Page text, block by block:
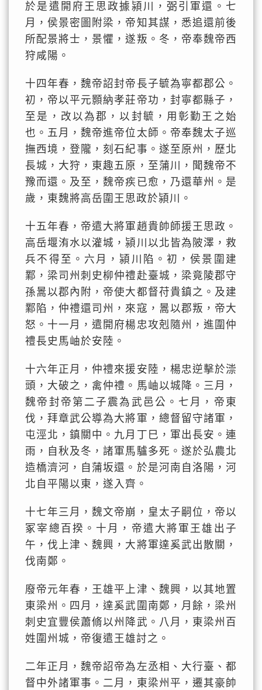
於是遣開府王思政據潁川，弼引軍還。七
月，侯景密圖附梁，帝知其謀，悉追還前後
所配景將士，景懼，遂叛。冬，帝奉魏帝西
狩咸陽。
十四年春，魏帝詔封帝長子毓為寧都郡公。
初，帝以平元顥納孝莊帝功，封寧都縣子，
至是，改以為郡，以封毓，用彰勤王之始
也。五月，魏帝進帝位太師。帝奉魏太子巡
撫西境，登隴，刻石紀事。遂至原州，歷北
長城，大狩，東趣五原，至蒲川，聞魏帝不
豫而還。及至，魏帝疾已愈，乃還華州。是
歲，東魏將高岳圍王思政於潁川。
十五年春，帝遣大將軍趙貴帥師援王思政。
高岳堰洧水以灌城，潁川以北皆為陂澤，救
兵不得至。六月，潁川陷。初，侯景圍建
鄴，梁司州刺史柳仲禮赴臺城，梁竟陵郡守
孫暠以郡內附，帝使大都督苻貴鎮之。及建
鄴陷，仲禮還司州，來寇，暠以郡叛，帝大
怒。十一月，遣開府楊忠攻剋隨州，進圍仲
禮長史馬岫於安陸。
十六年正月，仲禮來援安陸，楊忠逆擊於漴
頭，大破之，禽仲禮。馬岫以城降。三月，
魏帝封帝第二子震為武邑公。七月，帝東
伐，拜章武公導為大將軍，總督留守諸軍，
屯涇北，鎮關中。九月丁巳，軍出長安。連
雨，自秋及冬，諸軍馬驢多死。遂於弘農北
造橋濟河，自蒲坂還。於是河南自洛陽，河
北自平陽以東，遂入齊。
十七年三月，魏文帝崩，皇太子嗣位，帝以
冢宰總百揆。十月，帝遣大將軍王雄出子
午，伐上津、魏興，大將軍達奚武出散關，
伐南鄭。
廢帝元年春，王雄平上津、魏興，以其地置
東梁州。四月，達奚武圍南鄭，月餘，梁州
刺史宜豐侯蕭脩以州降武。八月，東梁州百
姓圍州城，帝復遣王雄討之。
二年正月，魏帝詔帝為左丞相、大行臺、都
督中外諸軍事。二月，東梁州平，遷其豪帥